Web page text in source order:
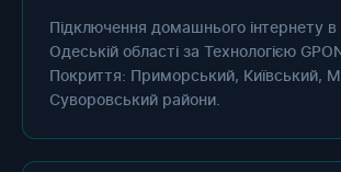
Підключення домашнього інтернету в
Одеській області за Технологією
Покриття: Приморський, Київський,
Суворовський райони.